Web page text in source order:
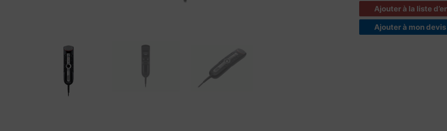
Ajouter à la liste
Ajouter à mon devis